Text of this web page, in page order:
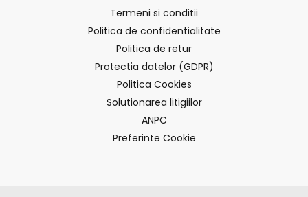
Termeni si conditii
Politica de confidentialitate
Politica de retur
Protectia datelor (GDPR)
Politica Cookies
Solutionarea litigiilor
ANPC
Preferinte Cookie